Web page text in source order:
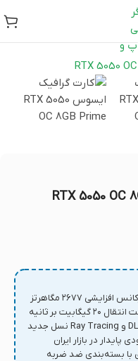
در بازار ایران
با بسته‌بندی ضد ضربه